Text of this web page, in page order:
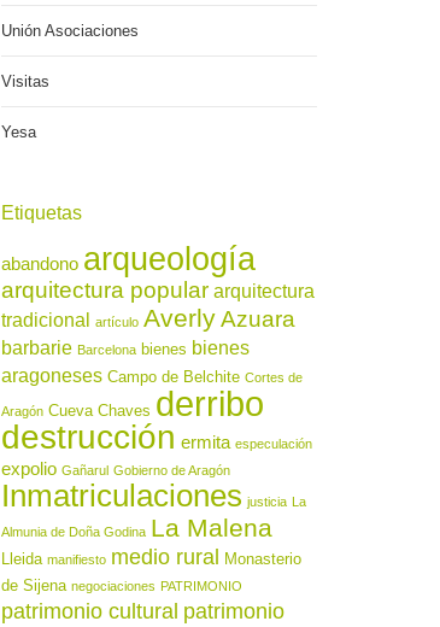
Unión Asociaciones
Visitas
Yesa
Etiquetas
abandono arqueología
arquitectura popular arquitectura
tradicional artículo Averly Azuara
barbarie Barcelona bienes bienes
aragoneses Campo de Belchite Cortes de
Aragón Cueva Chaves derribo
destrucción ermita especulación
expolio Gañarul Gobierno de Aragón
Inmatriculaciones justicia La
Almunia de Doña Godina La Malena
Lleida manifiesto medio rural
Monasterio
de Sijena negociaciones PATRIMONIO
patrimonio cultural patrimonio